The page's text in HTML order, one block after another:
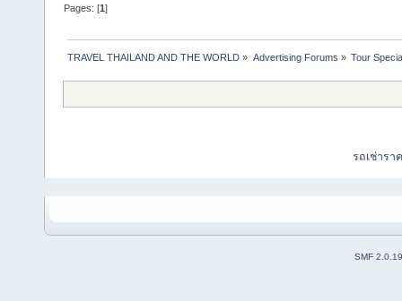
Pages: [1]
TRAVEL THAILAND AND THE WORLD » Advertising Forums » Tour
รถเช่าร
SMF 2.0.19